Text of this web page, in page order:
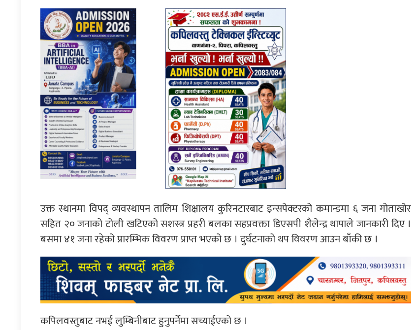
उक्त स्थानमा विपद् व्यवस्थापन तालिम शिक्षालय कुरिनटारबाट इन्सपेक्टरको कमान्डमा ६ जना गोताखोर
सहित २० जनाको टोली खटिएको सशस्त्र प्रहरी बलका सहप्रवक्ता डिएसपी शैलेन्द्र थापाले जानकारी दिए ।
बसमा ४१ जना रहेको प्रारम्भिक विवरण प्राप्त भएको छ । दुर्घटनाको थप विवरण आउन बाँकी छ ।
कपिलवस्तुबाट नभई लुम्बिनीबाट हुनुपर्नेमा सच्याईएको छ ।